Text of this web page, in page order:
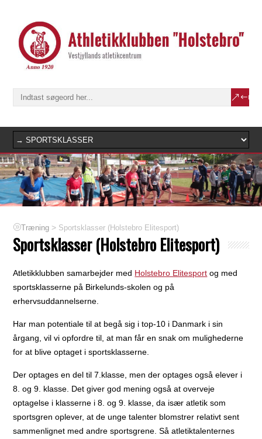
Træning > Sportsklasser (Holstebro Elitesport)
Sportsklasser (Holstebro Elitesport)
Atletikklubben samarbejder med Holstebro Elitesport og med
sportsklasserne på Birkelunds-skolen og på
erhervsuddannelserne.
Har man potentiale til at begå sig i top-10 i Danmark i sin
årgang, vil vi opfordre til, at man får en snak om mulighederne
for at blive optaget i sportsklasserne.
Der optages en del til 7.klasse, men der optages også elever i
8. og 9. klasse. Det giver god mening også at overveje
optagelse i klasserne i 8. og 9. klasse, da især atletik som
sportsgren oplever, at de unge talenter blomstrer relativt sent
sammenlignet med andre sportsgrene. Så atletiktalenternes